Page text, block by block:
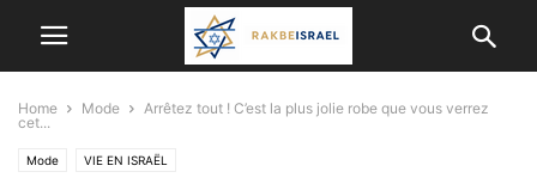
Home Mode
Arrêtez tout ! C’est la plus jolie robe que vous verrez
cet...
Mode VIE EN ISRAËL